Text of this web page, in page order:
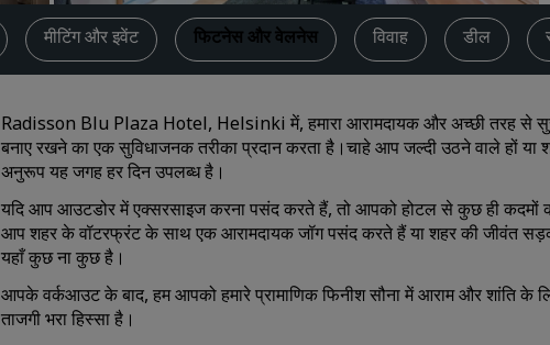
फ्लाइट्स खोजें
फ्लाइट्स खोजें
डाइनिंग
डिजिटल सेवाएं
Radisson Hotels ऐप
मीटिंग और इवेंट फिटनेस और वेलनेस विवाह डील
Radisson Blu Plaza Hotel, Helsinki में, हमारा आरामदायक और अच्छी तरह से
बनाए रखने का एक सुविधाजनक तरीका प्रदान करता है।चाहे आप जल्दी उठने वाले
अनुरूप यह जगह हर दिन उपलब्ध है।
यदि आप आउटडोर में एक्सरसाइज करना पसंद करते हैं, तो आपको होटल से कुछ ही कदमों
आप शहर के वॉटरफ्रंट के साथ एक आरामदायक जॉग पसंद करते हैं या शहर की जीवंत
यहाँ कुछ ना कुछ है।
आपके वर्कआउट के बाद, हम आपको हमारे प्रामाणिक फिनीश सौना में आराम और शांति
ताजगी भरा हिस्सा है।